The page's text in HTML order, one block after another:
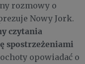
rozmowy o
Nowy Jork.
czytania
spostrzeżeniami
opowiadać o